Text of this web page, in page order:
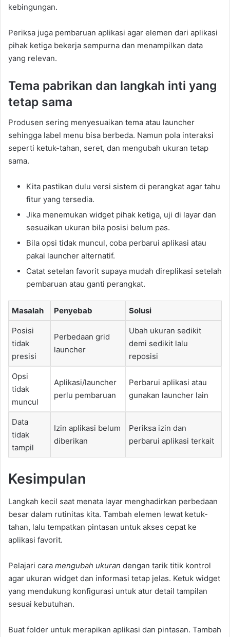
kebingungan.
Periksa juga pembaruan aplikasi agar elemen dari aplikasi
pihak ketiga bekerja sempurna dan menampilkan data
yang relevan.
Tema pabrikan dan langkah inti yang
tetap sama
Produsen sering menyesuaikan tema atau launcher
sehingga label menu bisa berbeda. Namun pola interaksi
seperti ketuk-tahan, seret, dan mengubah ukuran tetap
sama.
Kita pastikan dulu versi sistem di perangkat agar tahu
fitur yang tersedia.
Jika menemukan widget pihak ketiga, uji di layar dan
sesuaikan ukuran bila posisi belum pas.
Bila opsi tidak muncul, coba perbarui aplikasi atau
pakai launcher alternatif.
Catat setelan favorit supaya mudah direplikasi setelah
pembaruan atau ganti perangkat.
Masalah Penyebab Solusi
Posisi
tidak
presisi
Perbedaan grid
launcher
Ubah ukuran sedikit
demi sedikit lalu
reposisi
Opsi
tidak
muncul
Aplikasi/launcher
perlu pembaruan
Perbarui aplikasi atau
gunakan launcher lain
Data
tidak
tampil
Izin aplikasi belum
diberikan
Periksa izin dan
perbarui aplikasi terkait
Kesimpulan
Langkah kecil saat menata layar menghadirkan perbedaan
besar dalam rutinitas kita. Tambah elemen lewat ketuk-
tahan, lalu tempatkan pintasan untuk akses cepat ke
aplikasi favorit.
Pelajari cara mengubah ukuran dengan tarik titik kontrol
agar ukuran widget dan informasi tetap jelas. Ketuk widget
yang mendukung konfigurasi untuk atur detail tampilan
sesuai kebutuhan.
Buat folder untuk merapikan aplikasi dan pintasan. Tambah